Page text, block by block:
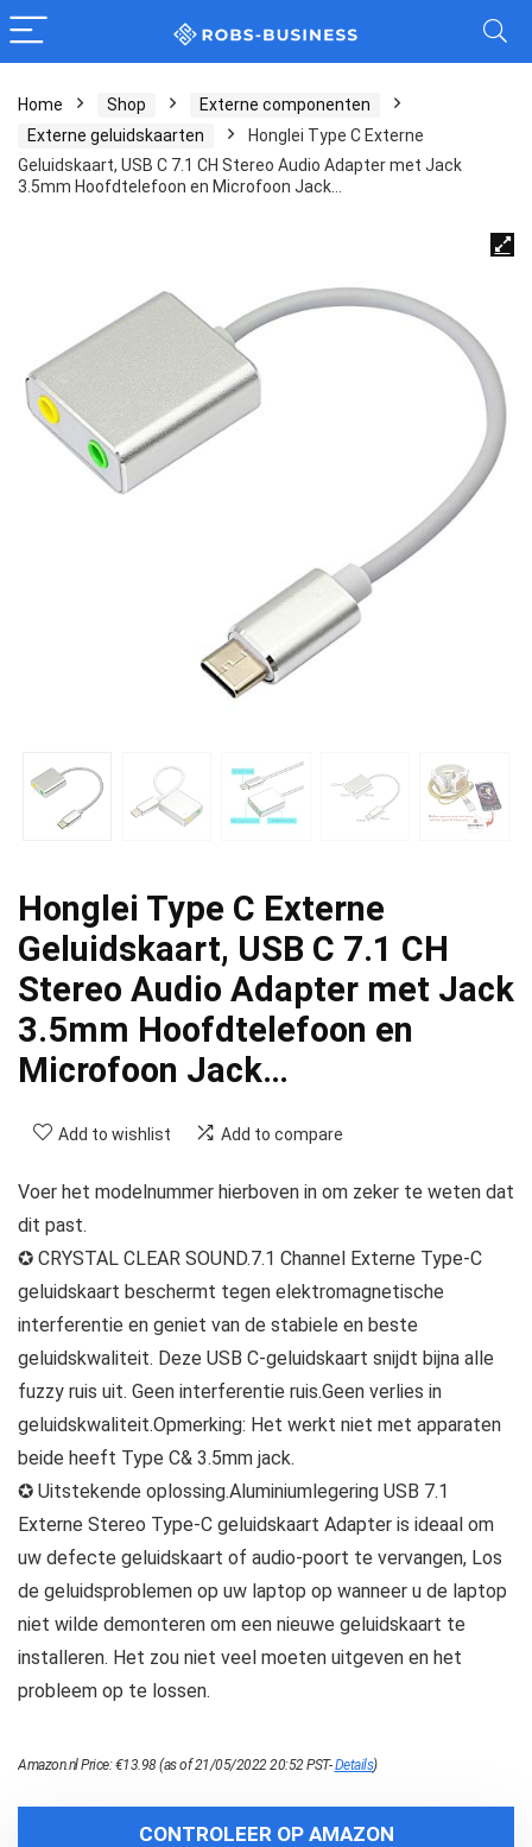
Home Shop
Externe componenten
Externe geluidskaarten
Honglei Type C Externe
Geluidskaart, USB C 7.1 CH Stereo Audio Adapter met Jack
3.5mm Hoofdtelefoon en Microfoon Jack…
Honglei Type C Externe
Geluidskaart, USB C 7.1 CH
Stereo Audio Adapter met Jack
3.5mm Hoofdtelefoon en
Microfoon Jack…
Add to wishlist Add to compare
Voer het modelnummer hierboven in om zeker te weten dat
dit past.
✪ CRYSTAL CLEAR SOUND.7.1 Channel Externe Type-C
geluidskaart beschermt tegen elektromagnetische
interferentie en geniet van de stabiele en beste
geluidskwaliteit. Deze USB C-geluidskaart snijdt bijna alle
fuzzy ruis uit. Geen interferentie ruis.Geen verlies in
geluidskwaliteit.Opmerking: Het werkt niet met apparaten
beide heeft Type C& 3.5mm jack.
✪ Uitstekende oplossing.Aluminiumlegering USB 7.1
Externe Stereo Type-C geluidskaart Adapter is ideaal om
uw defecte geluidskaart of audio-poort te vervangen, Los
de geluidsproblemen op uw laptop op wanneer u de laptop
niet wilde demonteren om een nieuwe geluidskaart te
installeren. Het zou niet veel moeten uitgeven en het
probleem op te lossen.
Amazon.nl Price:€13.98(as of 21/05/2022 20:52 PST-Details)
CONTROLEER OP AMAZON